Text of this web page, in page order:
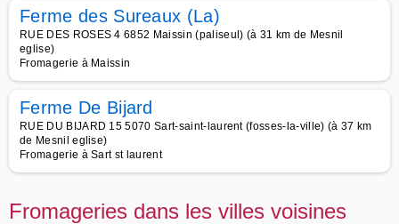
Ferme des Sureaux (La)
RUE DES ROSES 4 6852 Maissin (paliseul) (à 31 km de Mesnil
eglise)
Fromagerie à Maissin
Ferme De Bijard
RUE DU BIJARD 15 5070 Sart-saint-laurent (fosses-la-ville) (à 37 km
de Mesnil eglise)
Fromagerie à Sart st laurent
Fromageries dans les villes voisines